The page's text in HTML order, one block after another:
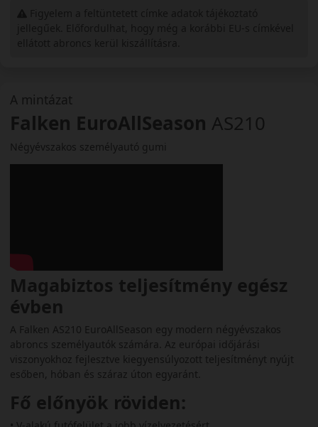
A mintázat
Falken EuroAllSeason AS210
Négyévszakos személyautó gumi
Magabiztos teljesítmény egész
évben
A Falken AS210 EuroAllSeason egy modern négyévszakos
abroncs személyautók számára. Az európai időjárási
viszonyokhoz fejlesztve kiegyensúlyozott teljesítményt nyújt
esőben, hóban és száraz úton egyaránt.
Fő előnyök röviden: